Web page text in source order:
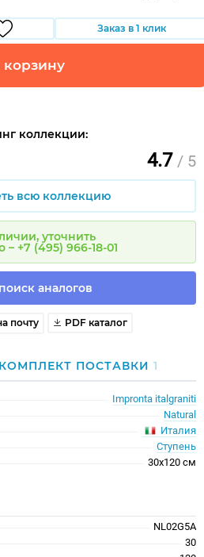
Заказ в 1 клик
корзину
коллекции:
4.7 / 5
всю коллекцию
уточнить
– +7 (495) 966-18-01
аналогов
почту PDF каталог
КОМПЛЕКТ ПОСТАВКИ 1
Impronta italgraniti
Natural
Италия
Ступень
30x120 см
NL02G5A
30